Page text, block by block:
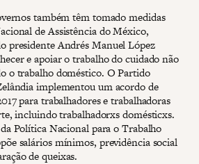
também têm tomado medidas
de Assistência do México,
presidente Andrés Manuel López
e apoiar o trabalho do cuidado não
o trabalho doméstico. O Partido
implementou um acordo de
para trabalhadores e trabalhadoras
incluindo trabalhadorxs domésticxs.
Política Nacional para o Trabalho
salários mínimos, previdência social
de queixas.